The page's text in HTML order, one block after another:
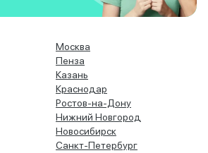
Москва
Пенза
Казань
Краснодар
Ростов-на-Дону
Нижний Новгород
Новосибирск
Санкт-Петербург